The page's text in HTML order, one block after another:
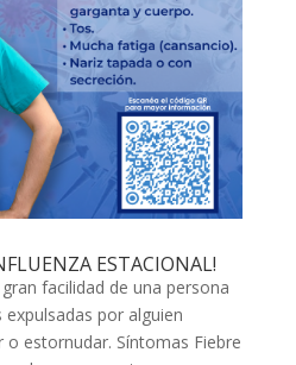
ESTACIONAL!
facilidad de una persona
por alguien
estornudar. Síntomas Fiebre